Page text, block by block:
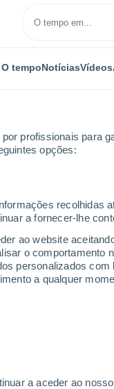
profissionais para
opções:
recolhidas
a fornecer-lhe
ao website
o comportamento
personalizados
a qualquer
a aceder ao
O tempoNotíciasVídeos
de Sória
os
de Sória